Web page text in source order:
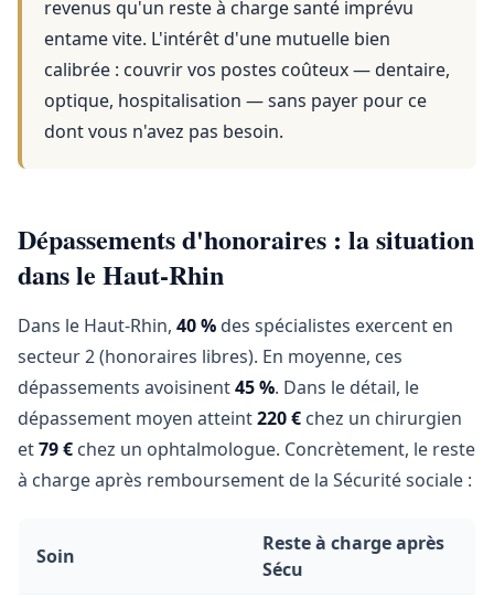
revenus qu'un reste à charge santé imprévu
entame vite. L'intérêt d'une mutuelle bien
calibrée : couvrir vos postes coûteux — dentaire,
optique, hospitalisation — sans payer pour ce
dont vous n'avez pas besoin.
Dépassements d'honoraires : la situation
dans le Haut-Rhin
Dans le Haut-Rhin, 40 % des spécialistes exercent en
secteur 2 (honoraires libres). En moyenne, ces
dépassements avoisinent45 %. Dans le détail, le
dépassement moyen atteint220 € chez un chirurgien
et79 € chez un ophtalmologue. Concrètement, le reste
à charge après remboursement de la Sécurité sociale :
Soin
Reste à charge après
Sécu